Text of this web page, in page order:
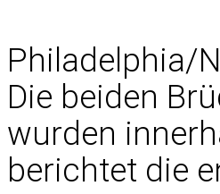
Philadelphia/
Die beiden
wurden
berichtet die